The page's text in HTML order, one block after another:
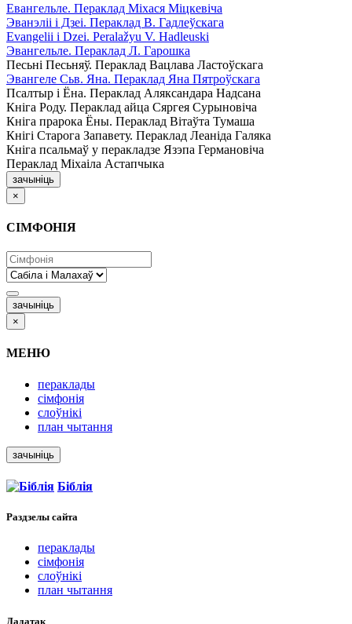
Евангельле. Пераклад Міхася Міцкевіча
Эванэліі і Дзеі. Пераклад В. Гадлеўскага
Evangelii і Dzei. Рeralažyu V. Hadleuski
Эвангельле. Пераклад Л. Гарошка
Песьні Песьняў. Пераклад Вацлава Ластоўскага
Эвангеле Сьв. Яна. Пераклад Яна Пятроўскага
Псалтыр i Ёна. Пераклад Аляксандара Надсана
Кніга Роду. Пераклад айца Сяргея Сурыновіча
Кніга прарока Ёны. Пераклад Вітаўта Тумаша
Кнігі Старога Запавету. Пераклад Леаніда Галяка
Кніга псальмаў у перакладзе Язэпа Германовіча
Пераклад Міхаіла Астапчыка
зачыніць
×
СІМФОНІЯ
зачыніць
×
МЕНЮ
пераклады
сімфонія
слоўнікі
план чытання
зачыніць
Біблія
Раздзелы сайта
пераклады
сімфонія
слоўнікі
план чытання
Дадатак